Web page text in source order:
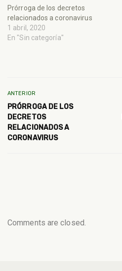
Prórroga de los decretos
relacionados a coronavirus
1 abril, 2020
En "Sin categoría"
ANTERIOR
PRÓRROGA DE LOS
DECRETOS
RELACIONADOS A
CORONAVIRUS
Comments are closed.